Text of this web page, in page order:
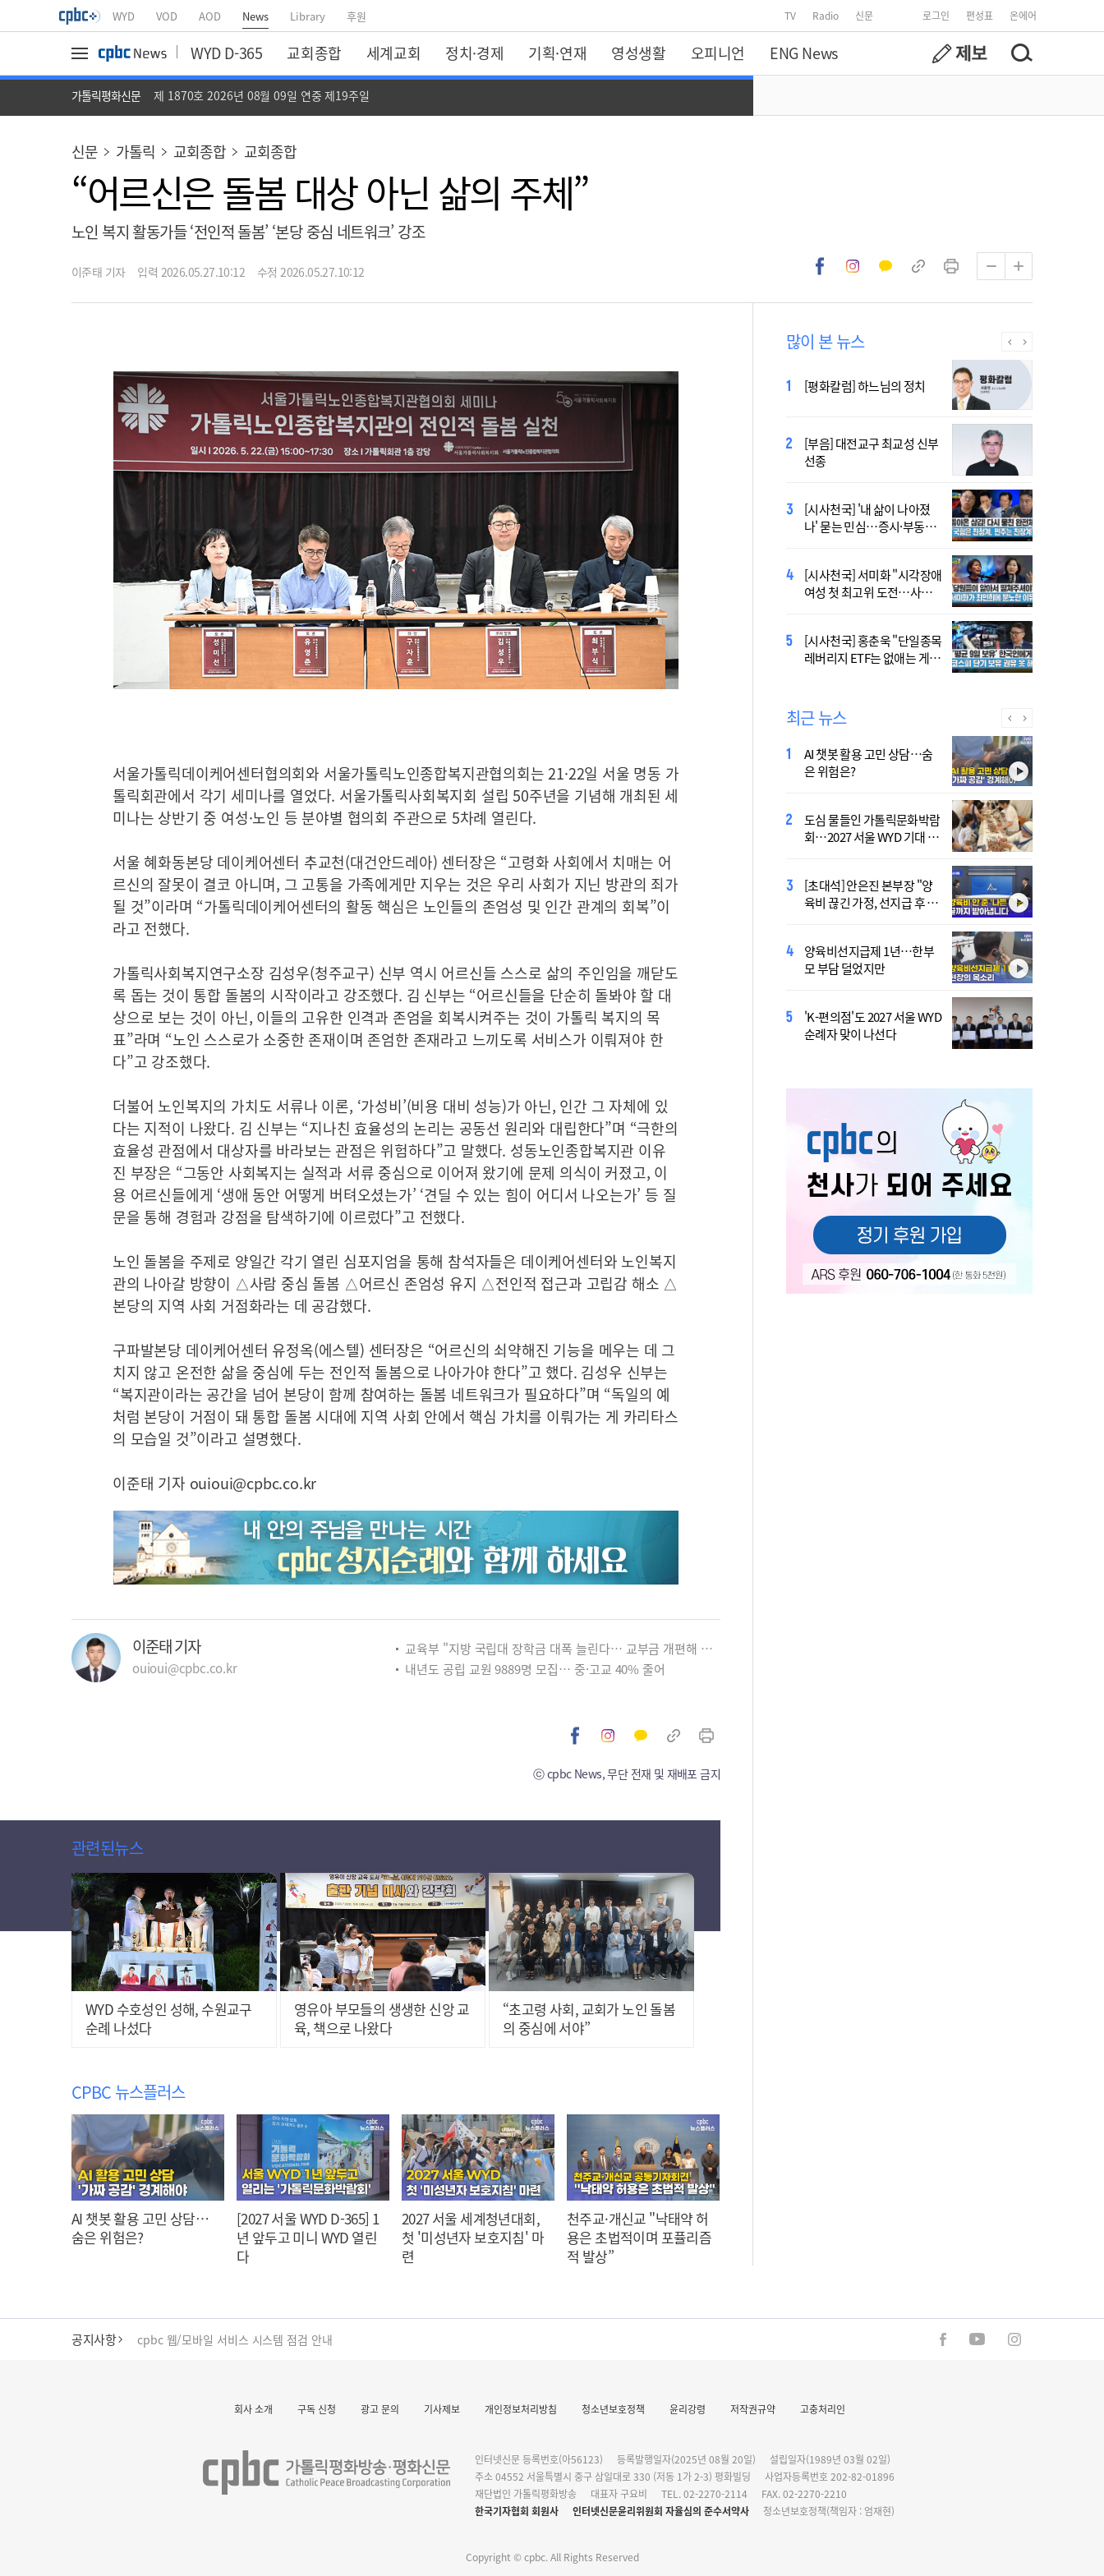
WYD VOD AOD News Library 후원 TV Radio 신문 로그인 편성표 온에어
WYD D-365 교회종합 세계교회 정치·경제 기획·연재 영성생활 오피니언 ENG News
가톨릭평화신문 제 1870호 2026년 08월 09일 연중 제19주일
신문 가톨릭 교회종합 교회종합
“어르신은 돌봄 대상 아닌 삶의 주체”
노인 복지 활동가들 ‘전인적 돌봄’ ‘본당 중심 네트워크’ 강조
이준태 기자 입력 2026.05.27.10:12 수정 2026.05.27.10:12
서울가톨릭데이케어센터협의회와 서울가톨릭노인종합복지관협의회는 21·22일 서울 명동 가
톨릭회관에서 각기 세미나를 열었다. 서울가톨릭사회복지회 설립 50주년을 기념해 개최된 세
미나는 상반기 중 여성·노인 등 분야별 협의회 주관으로 5차례 열린다.
서울 혜화동본당 데이케어센터 추교천(대건안드레아) 센터장은 “고령화 사회에서 치매는 어
르신의 잘못이 결코 아니며, 그 고통을 가족에게만 지우는 것은 우리 사회가 지닌 방관의 죄가
될 것”이라며 “가톨릭데이케어센터의 활동 핵심은 노인들의 존엄성 및 인간 관계의 회복”이
라고 전했다.
가톨릭사회복지연구소장 김성우(청주교구) 신부 역시 어르신들 스스로 삶의 주인임을 깨닫도
록 돕는 것이 통합 돌봄의 시작이라고 강조했다. 김 신부는 “어르신들을 단순히 돌봐야 할 대
상으로 보는 것이 아닌, 이들의 고유한 인격과 존엄을 회복시켜주는 것이 가톨릭 복지의 목
표”라며 “노인 스스로가 소중한 존재이며 존엄한 존재라고 느끼도록 서비스가 이뤄져야 한
다”고 강조했다.
더불어 노인복지의 가치도 서류나 이론, ‘가성비’(비용 대비 성능)가 아닌, 인간 그 자체에 있
다는 지적이 나왔다. 김 신부는 “지나친 효율성의 논리는 공동선 원리와 대립한다”며 “극한의
효율성 관점에서 대상자를 바라보는 관점은 위험하다”고 말했다. 성동노인종합복지관 이유
진 부장은 “그동안 사회복지는 실적과 서류 중심으로 이어져 왔기에 문제 의식이 커졌고, 이
용 어르신들에게 ‘생애 동안 어떻게 버텨오셨는가’ ‘견딜 수 있는 힘이 어디서 나오는가’ 등 질
문을 통해 경험과 강점을 탐색하기에 이르렀다”고 전했다.
노인 돌봄을 주제로 양일간 각기 열린 심포지엄을 통해 참석자들은 데이케어센터와 노인복지
관의 나아갈 방향이 △사람 중심 돌봄 △어르신 존엄성 유지 △전인적 접근과 고립감 해소 △
본당의 지역 사회 거점화라는 데 공감했다.
구파발본당 데이케어센터 유정옥(에스텔) 센터장은 “어르신의 쇠약해진 기능을 메우는 데 그
치지 않고 온전한 삶을 중심에 두는 전인적 돌봄으로 나아가야 한다”고 했다. 김성우 신부는
“복지관이라는 공간을 넘어 본당이 함께 참여하는 돌봄 네트워크가 필요하다”며 “독일의 예
처럼 본당이 거점이 돼 통합 돌봄 시대에 지역 사회 안에서 핵심 가치를 이뤄가는 게 카리타스
의 모습일 것”이라고 설명했다.
이준태 기자 ouioui@cpbc.co.kr
이준태 기자
ouioui@cpbc.co.kr
교육부 "지방 국립대 장학금 대폭 늘린다… 교부금 개편해 미래인재 양성"
내년도 공립 교원 9889명 모집… 중·고교 40% 줄어
ⓒ cpbc News, 무단 전재 및 재배포 금지
관련된뉴스
WYD 수호성인 성해, 수원교구
순례 나섰다
영유아 부모들의 생생한 신앙 교
육, 책으로 나왔다
“초고령 사회, 교회가 노인 돌봄
의 중심에 서야”
CPBC 뉴스플러스
AI 챗봇 활용 고민 상담…
숨은 위험은?
[2027 서울 WYD D-365] 1
년 앞두고 미니 WYD 열린
다
2027 서울 세계청년대회,
첫 '미성년자 보호지침' 마
련
천주교·개신교 "낙태약 허
용은 초법적이며 포퓰리즘
적 발상”
많이 본 뉴스
[평화칼럼] 하느님의 정치
[부음] 대전교구 최교성 신부
선종
[시사천국] '내 삶이 나아졌
나' 묻는 민심…증시·부동산
[시사천국] 서미화 "시각장애
여성 첫 최고위 도전…사회
[시사천국] 홍춘욱 "단일종목
레버리지 ETF는 없애는 게 맞
433곡 뚫은 한국 청년의 노
래…2027 서울 WYD 공식 주
2027 서울 WYD 공식 주제가
오늘 공개…한국인 곡 선정
대전신학교 유학 사제, 중국
최연소 주교 됐다
2027 서울 세계청년대회 주
제가 공개…희망의 선율 울
[시사천국] 서범수 '돌려차기'
발언 파장…"사석에서도 안
최근 뉴스
AI 챗봇 활용 고민 상담…숨
은 위험은?
도심 물들인 가톨릭문화박람
회…2027 서울 WYD 기대 높
[초대석] 안은진 본부장 "양
육비 끊긴 가정, 선지급 후 아
양육비선지급제 1년…한부
모 부담 덜었지만
'K-편의점'도 2027 서울 WYD
순례자 맞이 나선다
[시사천국] "유명하니까 유명
해지는 시대"…'이병한 사
[시사천국] '주석야청' 논란까
지…민주당 전대 최대 승부
李 "국가폭력 다시는 없어
야"…피해자들에게 첫 직접
'호우 피해' 안동·의성 특별
재난지역 선포…국비 추가
폭염 '뉴 노멀' 시대…"한 단
계 높은 수준의 폭염"
공지사항 cpbc 웹/모바일 서비스 시스템 점검 안내
회사 소개 구독 신청 광고 문의 기사제보 개인정보처리방침 청소년보호정책 윤리강령 저작권규약 고충처리인
인터넷신문 등록번호(아56123) 등록발행일자(2025년 08월 20일)
설립일자(1989년 03월 02일)
주소 04552 서울특별시 중구 삼일대로 330 (저동 1가 2-3) 평화빌딩
사업자등록번호 202-82-01896
재단법인 가톨릭평화방송
대표자 구요비 TEL. 02-2270-2114
FAX. 02-2270-2210
한국기자협회 회원사
인터넷신문윤리위원회 자율심의 준수서약사 청소년보호정책(책임자 : 엄재현)
Copyright © cpbc. All Rights Reserved